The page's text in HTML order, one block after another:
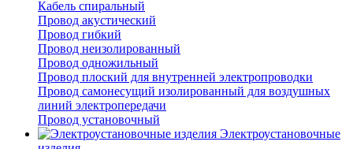
Кабель спиральный
Провод акустический
Провод гибкий
Провод неизолированный
Провод одножильный
Провод плоский для внутренней электропроводки
Провод самонесущий изолированный для воздушных
линий электропередачи
Провод установочный
Электроустановочные